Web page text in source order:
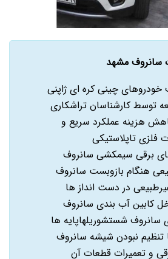
سانروف مشهد
خودروهای چینی کره ای ژاپنی
توسط کارشناسان تراشکاری
هزینه عملکرد سریع و
فلزی تاپلاستیکی
برقی سیمکشی سانروف
هنگام بازوبست سانروف
در دست انداز ها
کابین آب بندی سانروف
شستشوریلهاپایه ها
تنظیم نبودن شیشه سانروف
و تعمیرات قطعات آن